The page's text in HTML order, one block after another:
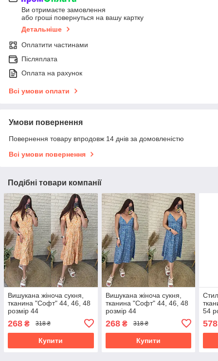
Ви отримаєте замовлення
або гроші повернуться на вашу картку
Детальніше
Оплатити частинами
Післяплата
Оплата на рахунок
Всі умови оплати
Умови повернення
Повернення товару впродовж 14 днів за домовленістю
Всі умови повернення
Подібні товари компанії
Вишукана жіноча сукня,
тканина "Софт" 44, 46, 48
розмір 44
268 ₴ 318 ₴
Купити
Вишукана жіноча сукня,
тканина "Софт" 44, 46, 48
розмір 44
268₴ 318 ₴
Купити
54
578